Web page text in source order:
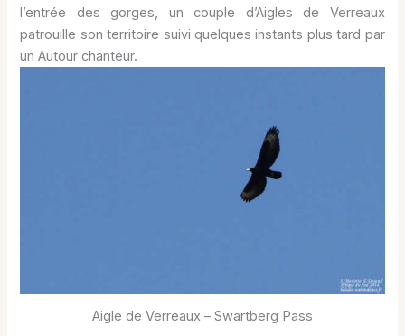
l’entrée des gorges, un couple d’Aigles de Verreaux
patrouille son territoire suivi quelques instants plus tard par
un Autour chanteur.
Aigle de Verreaux – Swartberg Pass